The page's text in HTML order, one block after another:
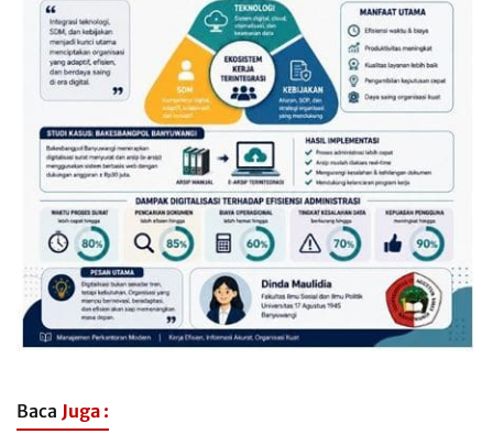
Baca Juga :